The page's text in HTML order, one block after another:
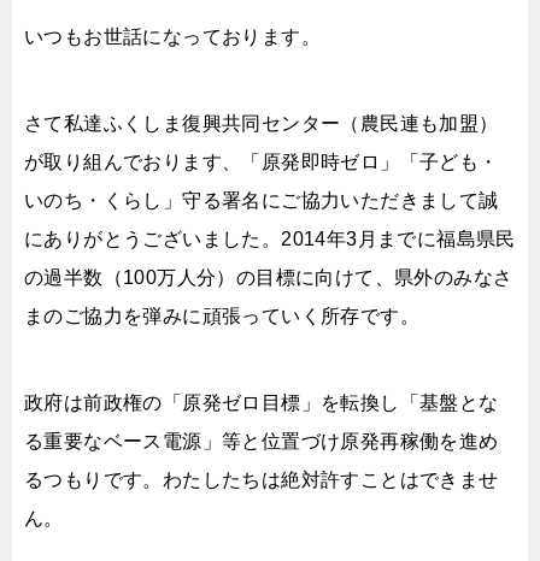
いつもお世話になっております。
さて私達ふくしま復興共同センター（農民連も加盟）
が取り組んでおります、「原発即時ゼロ」「子ども・
いのち・くらし」守る署名にご協力いただきまして誠
にありがとうございました。2014年3月までに福島県民
の過半数（100万人分）の目標に向けて、県外のみなさ
まのご協力を弾みに頑張っていく所存です。
政府は前政権の「原発ゼロ目標」を転換し「基盤とな
る重要なベース電源」等と位置づけ原発再稼働を進め
るつもりです。わたしたちは絶対許すことはできませ
ん。